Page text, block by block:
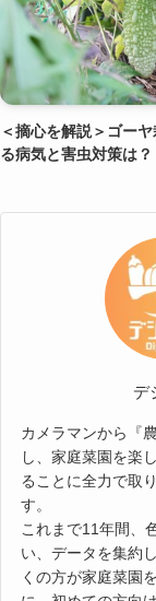
＜摘心を解説＞ゴー
る病気と害虫対策は？
デ
カメラマンから『
し、家庭菜園を楽
ることに全力で取
す。
これまで11年間、
い、データを集約
くの方が家庭菜園